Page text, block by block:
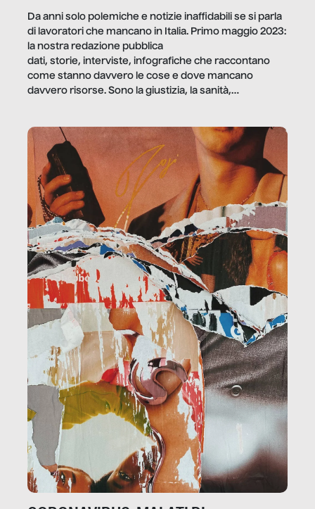
Da anni solo polemiche e notizie inaffidabili se si parla
di lavoratori che mancano in Italia. Primo maggio 2023:
la nostra redazione pubblica
dati, storie, interviste, infografiche che raccontano
come stanno davvero le cose e dove mancano
davvero risorse. Sono la giustizia, la sanità,